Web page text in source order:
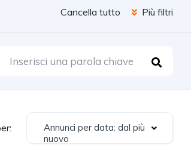
Cancella tutto Più filtri
Annunci per data: dal più
nuovo